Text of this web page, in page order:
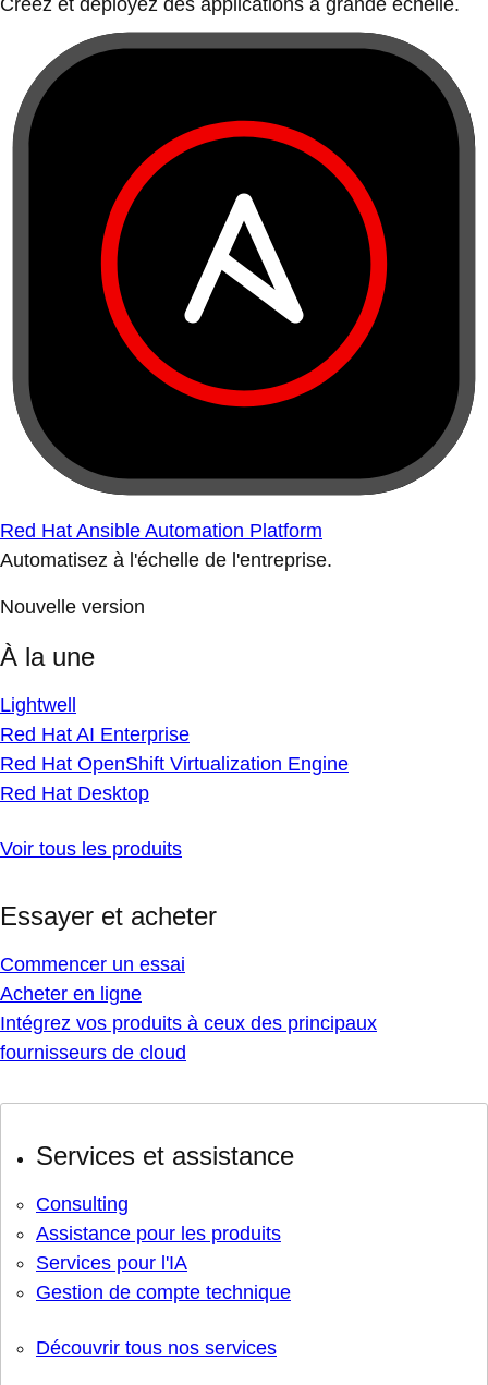
Créez et déployez des applications à grande échelle.
Red Hat Ansible Automation Platform
Automatisez à l'échelle de l'entreprise.
Nouvelle version
À la une
Lightwell
Red Hat AI Enterprise
Red Hat OpenShift Virtualization Engine
Red Hat Desktop
Voir tous les produits
Essayer et acheter
Commencer un essai
Acheter en ligne
Intégrez vos produits à ceux des principaux
fournisseurs de cloud
Services et assistance
Consulting
Assistance pour les produits
Services pour l'IA
Gestion de compte technique
Découvrir tous nos services